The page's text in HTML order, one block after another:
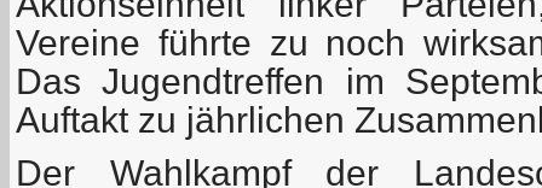
Vereine führte zu noch
Das Jugendtreffen im
Auftakt zu jährlichen
Der Wahlkampf der